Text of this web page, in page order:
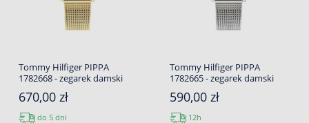
Tommy Hilfiger PIPPA
1782668 - zegarek damski
670,00 zł
do 5 dni
Tommy Hilfiger PIPPA
1782665 - zegarek damski
590,00 zł
12h